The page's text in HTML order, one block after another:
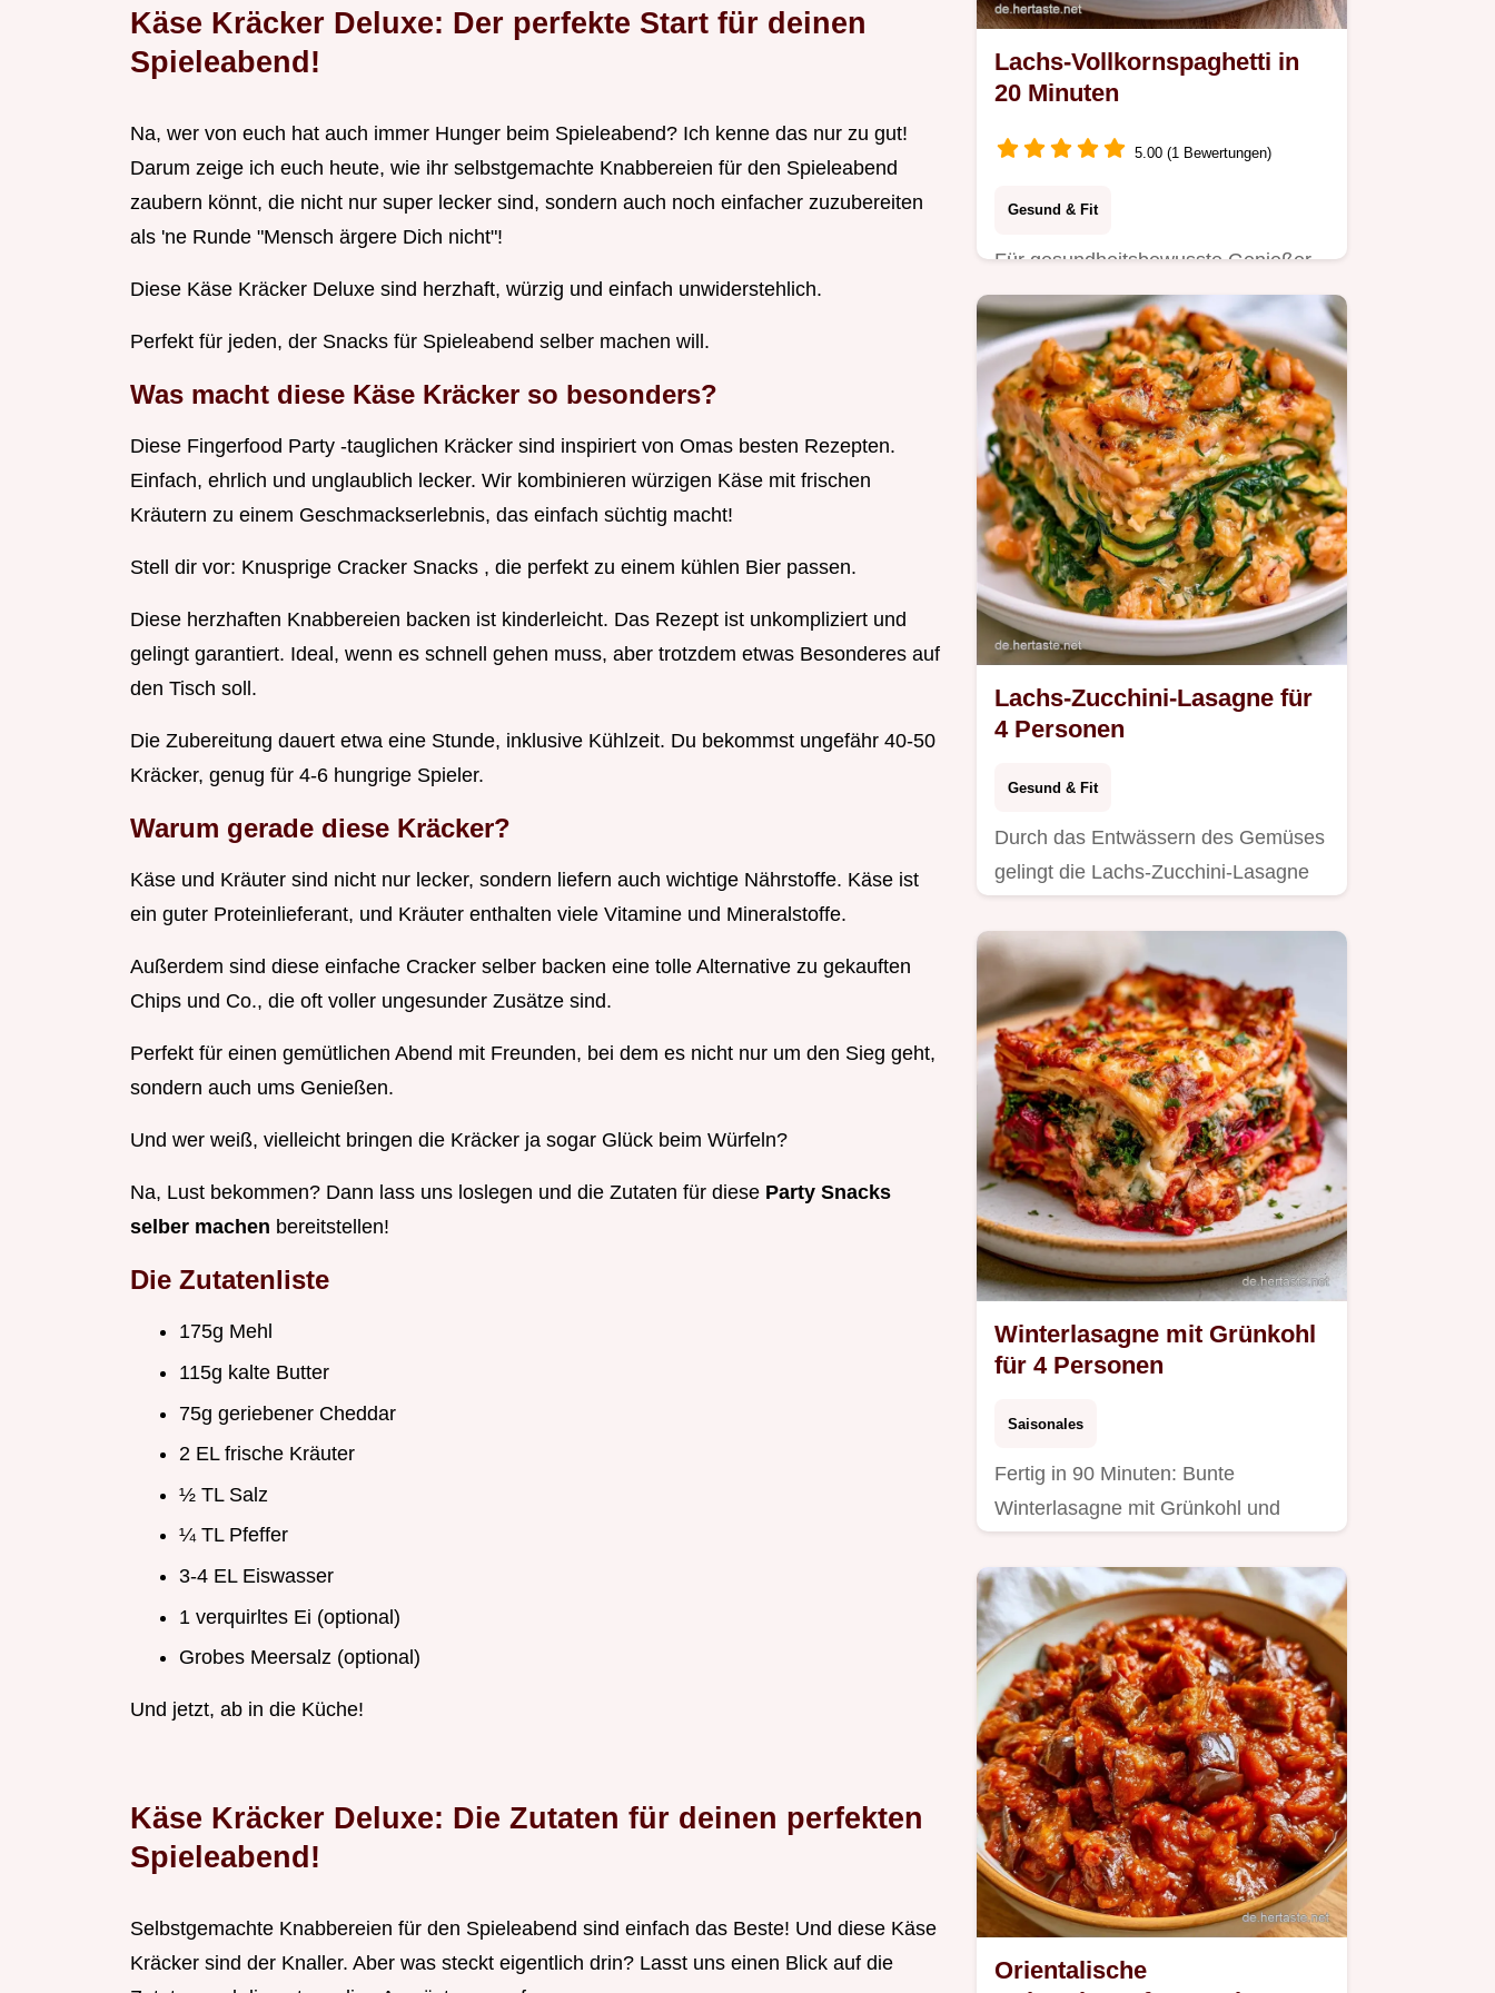
Käse Kräcker Deluxe: Der perfekte Start für deinen
Spieleabend!
Na, wer von euch hat auch immer Hunger beim Spieleabend? Ich kenne das nur zu gut!
Darum zeige ich euch heute, wie ihr selbstgemachte Knabbereien für den Spieleabend
zaubern könnt, die nicht nur super lecker sind, sondern auch noch einfacher zuzubereiten
als 'ne Runde "Mensch ärgere Dich nicht"!
Diese Käse Kräcker Deluxe sind herzhaft, würzig und einfach unwiderstehlich.
Perfekt für jeden, der Snacks für Spieleabend selber machen will.
Was macht diese Käse Kräcker so besonders?
Diese Fingerfood Party -tauglichen Kräcker sind inspiriert von Omas besten Rezepten.
Einfach, ehrlich und unglaublich lecker. Wir kombinieren würzigen Käse mit frischen
Kräutern zu einem Geschmackserlebnis, das einfach süchtig macht!
Stell dir vor: Knusprige Cracker Snacks , die perfekt zu einem kühlen Bier passen.
Diese herzhaften Knabbereien backen ist kinderleicht. Das Rezept ist unkompliziert und
gelingt garantiert. Ideal, wenn es schnell gehen muss, aber trotzdem etwas Besonderes auf
den Tisch soll.
Die Zubereitung dauert etwa eine Stunde, inklusive Kühlzeit. Du bekommst ungefähr 40-50
Kräcker, genug für 4-6 hungrige Spieler.
Warum gerade diese Kräcker?
Käse und Kräuter sind nicht nur lecker, sondern liefern auch wichtige Nährstoffe. Käse ist
ein guter Proteinlieferant, und Kräuter enthalten viele Vitamine und Mineralstoffe.
Außerdem sind diese einfache Cracker selber backen eine tolle Alternative zu gekauften
Chips und Co., die oft voller ungesunder Zusätze sind.
Perfekt für einen gemütlichen Abend mit Freunden, bei dem es nicht nur um den Sieg geht,
sondern auch ums Genießen.
Und wer weiß, vielleicht bringen die Kräcker ja sogar Glück beim Würfeln?
Na, Lust bekommen? Dann lass uns loslegen und die Zutaten für diese Party Snacks
selber machen bereitstellen!
Die Zutatenliste
175g Mehl
115g kalte Butter
75g geriebener Cheddar
2 EL frische Kräuter
½ TL Salz
¼ TL Pfeffer
3-4 EL Eiswasser
1 verquirltes Ei (optional)
Grobes Meersalz (optional)
Und jetzt, ab in die Küche!
Käse Kräcker Deluxe: Die Zutaten für deinen perfekten
Spieleabend!
Selbstgemachte Knabbereien für den Spieleabend sind einfach das Beste! Und diese Käse
Kräcker sind der Knaller. Aber was steckt eigentlich drin? Lasst uns einen Blick auf die
Lachs-Vollkornspaghetti in
20 Minuten
5.00 (1 Bewertungen)
Gesund & Fit
Für gesundheitsbewusste Genießer
gibt es Lachs-Vollkornspaghetti.
Lachs-Zucchini-Lasagne für
4 Personen
Gesund & Fit
Durch das Entwässern des Gemüses
gelingt die Lachs-Zucchini-Lasagne
Winterlasagne mit Grünkohl
für 4 Personen
Saisonales
Fertig in 90 Minuten: Bunte
Winterlasagne mit Grünkohl und
Orientalische